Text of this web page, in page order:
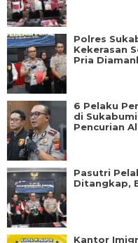
Polres
Kekerasan
Pria
6 Pelaku
di
Pencurian
Pasutri
Ditangkap,
Kantor